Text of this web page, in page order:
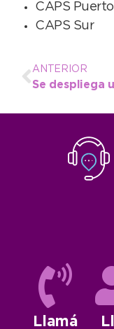
CAPS
CAPS Sur
ANTERIOR
Llamá